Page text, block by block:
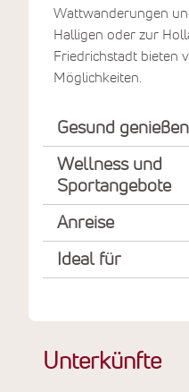
Wattwanderungen
Halligen oder zur
Friedrichstadt bieten
Möglichkeiten.
Gesund genießen
Wellness und
Sportangebote
Anreise
Ideal für
Unterkünfte